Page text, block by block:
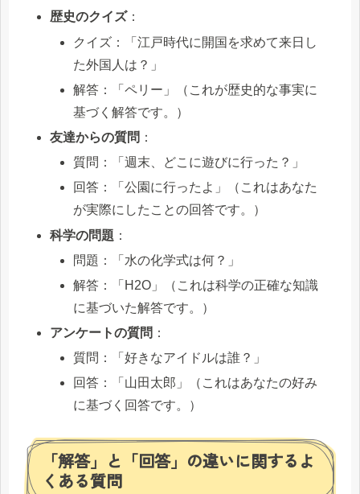
歴史のクイズ：
クイズ：「江戸時代に開国を求めて来日し
た外国人は？」
解答：「ペリー」（これが歴史的な事実に
基づく解答です。）
友達からの質問 ：
質問：「週末、どこに遊びに行った？」
回答：「公園に行ったよ」（これはあなた
が実際にしたことの回答です。）
科学の問題 ：
問題：「水の化学式は何？」
解答：「H2O」（これは科学の正確な知識
に基づいた解答です。）
アンケートの質問 ：
質問：「好きなアイドルは誰？」
回答：「山田太郎」（これはあなたの好み
に基づく回答です。）
「解答」と「回答」の違いに関するよ
くある質問